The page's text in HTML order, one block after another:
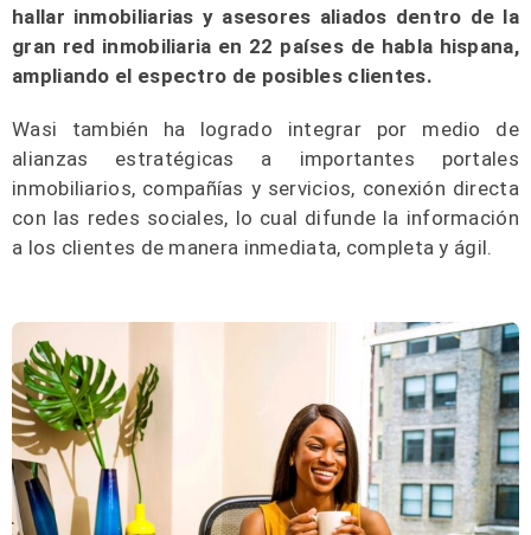
hallar inmobiliarias y asesores aliados dentro de la
gran red inmobiliaria en 22 países de habla hispana,
ampliando el espectro de posibles clientes.
Wasi también ha logrado integrar por medio de
alianzas estratégicas a importantes portales
inmobiliarios, compañías y servicios, conexión directa
con las redes sociales, lo cual difunde la información
a los clientes de manera inmediata, completa y ágil.